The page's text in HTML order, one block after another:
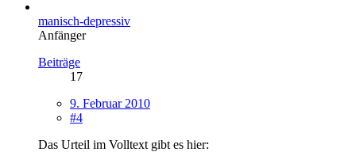
manisch-depressiv
Anfänger
Beiträge
17
9. Februar 2010
#4
Das Urteil im Volltext gibt es hier: